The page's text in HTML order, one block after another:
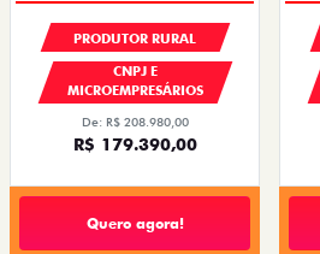
PRODUTOR RURAL
CNPJ E
MICROEMPRESÁRIOS
De: R$ 208.980,00
R$ 179.390,00
Quero agora!